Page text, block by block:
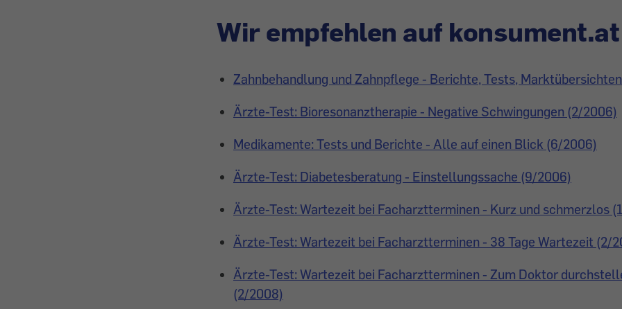
Wir empfehlen auf konsument.at
Zahnbehandlung und Zahnpflege - Berichte, Tests,
Ärzte-Test: Bioresonanztherapie - Negative Schwingungen (2/2006)
Medikamente: Tests und Berichte - Alle auf einen Blick (6/2006)
Ärzte-Test: Diabetesberatung - Einstellungssache (9/2006)
Ärzte-Test: Wartezeit bei Facharztterminen - Kurz und schmerzlos
Ärzte-Test: Wartezeit bei Facharztterminen - 38 Tage Wartezeit (2/
Ärzte-Test: Wartezeit bei Facharztterminen - Zum Doktor
(2/2008)